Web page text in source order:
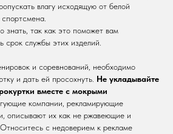
влагу исходящую от белой
спортсмена.
знать, так как это поможет вам
срок службы этих изделий.
и соревнований, необходимо
и дать ей просохнуть. Не укладывайте
вместе с мокрыми
компании, рекламирующие
описывают их как не ржавеющие и
с недоверием к рекламе